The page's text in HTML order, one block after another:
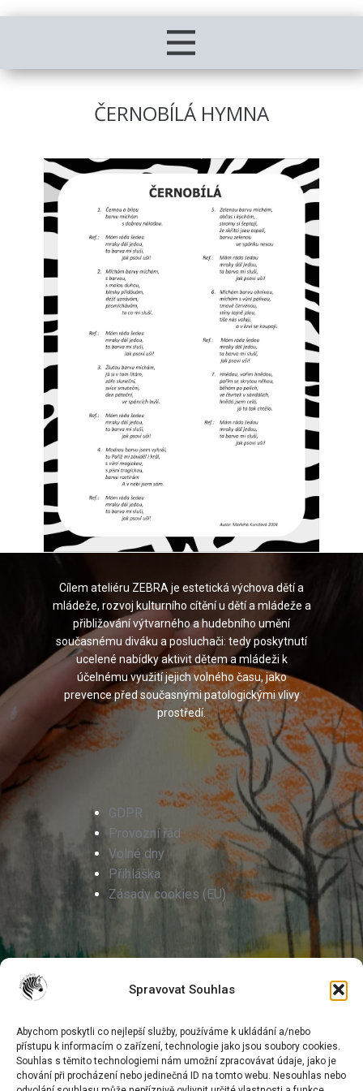
Spravovat Souhlas
Abychom poskytli co nejlepší služby, používáme k ukládání a/nebo
přístupu k informacím o zařízení, technologie jako jsou soubory cookies.
Souhlas s těmito technologiemi nám umožní zpracovávat údaje, jako je
chování při procházení nebo jedinečná ID na tomto webu. Nesouhlas nebo
ČERNOBÍLÁ HYMNA
Cílem ateliéru ZEBRA je estetická výchova dětí a
mládeže, rozvoj kulturního cítění u dětí a mládeže a
přibližování výtvarného a hudebního umění
současnému diváku a posluchači: tedy poskytnutí
ucelené nabídky aktivit dětem a mládeži k
účelnému využití jejich volného času, jako
prevence před současnými patologickými vlivy
prostředí.
GDPR
Provozní řád
Volné dny
Přihláška
Zásady cookies (EU)
Markéta Kunstová
Podlesí IV./5302
760 05 Zlín